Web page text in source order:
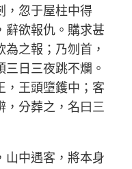
，忽于屋柱中得
辭欲報仇。購求甚
之報；乃刎首，
日三夜跳不爛。
，王頭墮鑊中；客
，分葬之，名曰三
山中遇客，將本身